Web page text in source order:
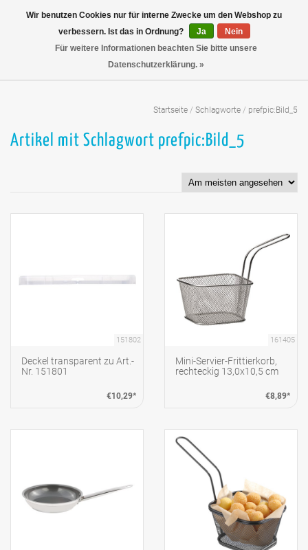
Startseite / Schlagworte / prefpic:Bild_5
Artikel mit Schlagwort prefpic:Bild_5
151802
Deckel transparent zu Art.-
Nr. 151801
€10,29*
161405
Mini-Servier-Frittierkorb,
rechteckig 13,0x10,5 cm
€8,89*
Wir benutzen Cookies nur für interne Zwecke um den Webshop zu
verbessern. Ist das in Ordnung?
Ja
Nein
Für weitere Informationen beachten Sie bitte unsere
Datenschutzerklärung. »